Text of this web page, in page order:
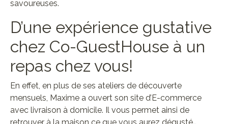
savoureuses.
D’une expérience gustative
chez Co-GuestHouse à un
repas chez vous!
En effet, en plus de ses ateliers de découverte
mensuels, Maxime a ouvert son site d’E-commerce
avec livraison à domicile. Il vous permet ainsi de